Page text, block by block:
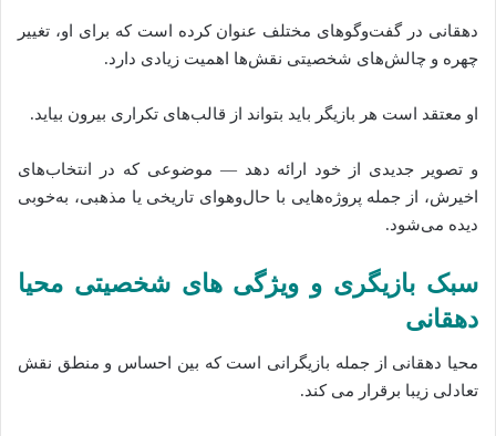
دهقانی در گفت‌وگوهای مختلف عنوان کرده است که برای او، تغییر
چهره و چالش‌های شخصیتی نقش‌ها اهمیت زیادی دارد.
او معتقد است هر بازیگر باید بتواند از قالب‌های تکراری بیرون بیاید.
و تصویر جدیدی از خود ارائه دهد — موضوعی که در انتخاب‌های
اخیرش، از جمله پروژه‌هایی با حال‌وهوای تاریخی یا مذهبی، به‌خوبی
دیده می‌شود.
سبک بازیگری و ویژگی‌ های شخصیتی محیا
دهقانی
محیا دهقانی از جمله بازیگرانی است که بین احساس و منطق نقش
تعادلی زیبا برقرار می‌ کند.